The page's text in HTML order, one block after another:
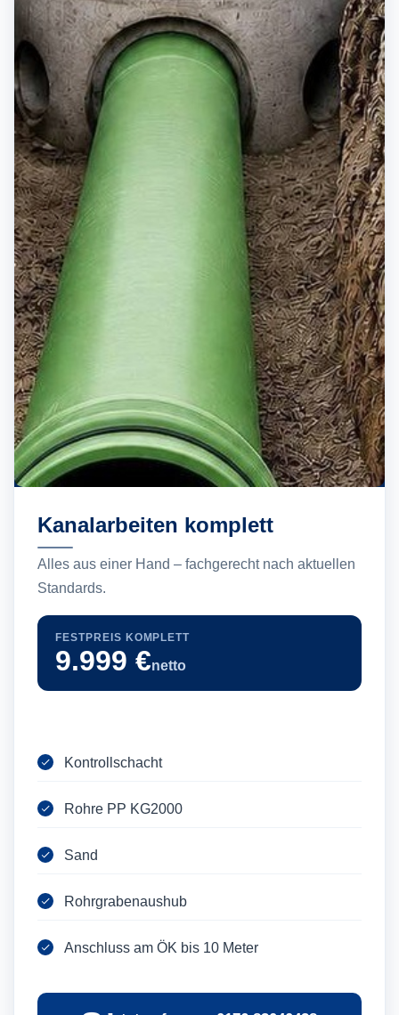
Kanalarbeiten komplett
Alles aus einer Hand – fachgerecht nach aktuellen
Standards.
FESTPREIS KOMPLETT
9.999 €netto
Kontrollschacht
Rohre PP KG2000
Sand
Rohrgrabenaushub
Anschluss am ÖK bis 10 Meter